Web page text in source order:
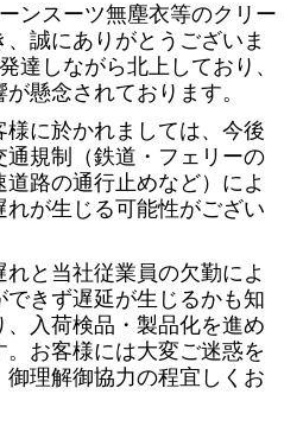
ンスーツ無塵衣等のクリー
誠にありがとうございま
達しながら北上しており、
懸念されております。
に於かれましては、今後
規制（鉄道・フェリーの
路の通行止めなど）によ
れが生じる可能性がござい
と当社従業員の欠勤によ
できず遅延が生じるかも知
入荷検品・製品化を進め
お客様には大変ご迷惑を
理解御協力の程宜しくお